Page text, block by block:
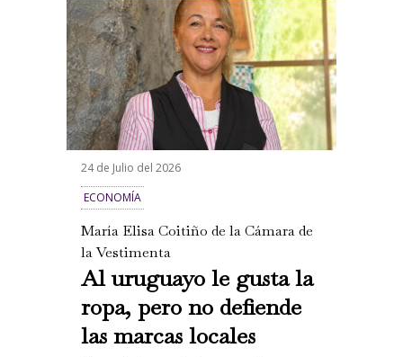
24 de Julio del 2026
ECONOMÍA
María Elisa Coitiño de la Cámara de
la Vestimenta
Al uruguayo le gusta la
ropa, pero no defiende
las marcas locales